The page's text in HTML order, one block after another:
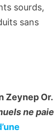
sourds,
sans
Zeynep Or.
ne paie